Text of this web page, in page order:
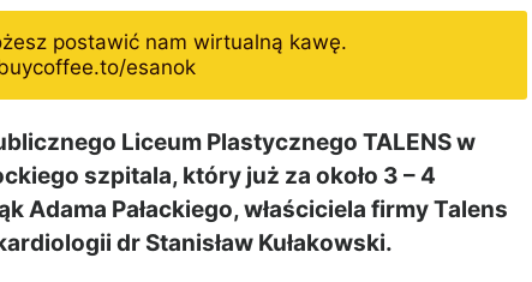
postawić nam wirtualną kawę.
esanok
Liceum Plastycznego TALENS w
szpitala, który już za około 3 – 4
Adama Pałackiego, właściciela firmy Talens
dr Stanisław Kułakowski.